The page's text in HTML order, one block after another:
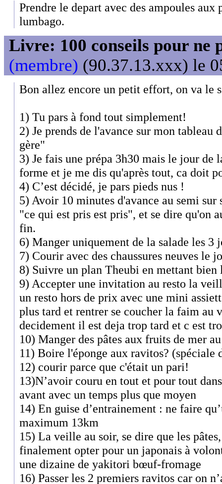
Prendre le depart avec des ampoules aux
lumbago.
Livre: 100 conseils pour ne
(membre) (90.37.13.xxx) le
Bon allez encore un petit effort, on va
1) Tu pars à fond tout simplement!
2) Je prends de l'avance sur mon tableau
gère"
3) Je fais une prépa 3h30 mais le jour de
forme et je me dis qu'après tout, ca doit
4) C’est décidé, je pars pieds nus !
5) Avoir 10 minutes d'avance au semi
"ce qui est pris est pris", et se dire qu'on
fin.
6) Manger uniquement de la salade les 3
7) Courir avec des chaussures neuves le
8) Suivre un plan Theubi en mettant
9) Accepter une invitation au resto la
un resto hors de prix avec une mini
plus tard et rentrer se coucher la faim au
decidement il est deja trop tard et c est
10) Manger des pâtes aux fruits de mer
11) Boire l'éponge aux ravitos? (spéciale
12) courir parce que c'était un pari!
13)N’avoir couru en tout et pour tout
avant avec un temps plus que moyen
14) En guise d’entrainement : ne faire
maximum 13km
15) La veille au soir, se dire que les
finalement opter pour un japonais à
une dizaine de yakitori bœuf-fromage
16) Passer les 2 premiers ravitos car on